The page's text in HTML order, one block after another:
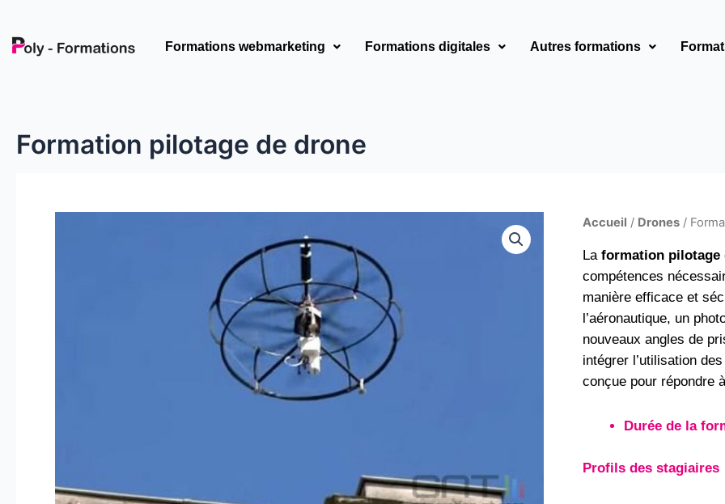
contenu
Formations webmarketing Formations digitales Autres formations
Formation pilotage de drone
Accueil / Drones /
Laformation pilotage
compétences
manière efficace et
l’aéronautique, un
nouveaux angles de
intégrer l’utilisation
conçue pour répondre
Durée de la
Profils des stagiaires